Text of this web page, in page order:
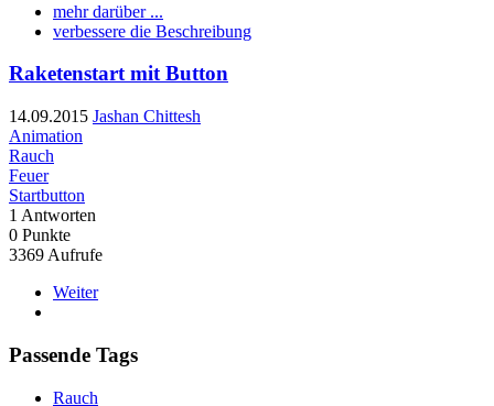
mehr darüber ...
verbessere die Beschreibung
Raketenstart mit Button
14.09.2015 Jashan Chittesh
Animation
Rauch
Feuer
Startbutton
1 Antworten
0 Punkte
3369 Aufrufe
Weiter
Passende Tags
Rauch